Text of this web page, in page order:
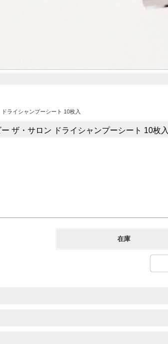
ライシャンプーシート 10枚入
ザ・サロン ドライシャンプーシート 10枚入
在庫